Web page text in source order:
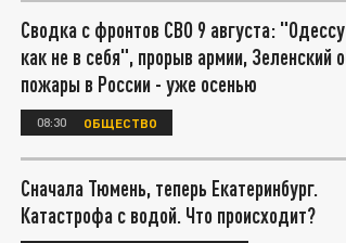
Сводка с фронтов СВО 9 августа:
как не в себя", прорыв армии, Зеленский
пожары в России - уже осенью
08:30 ОБЩЕСТВО
Сначала Тюмень, теперь Екатеринбург.
Катастрофа с водой. Что происходит?